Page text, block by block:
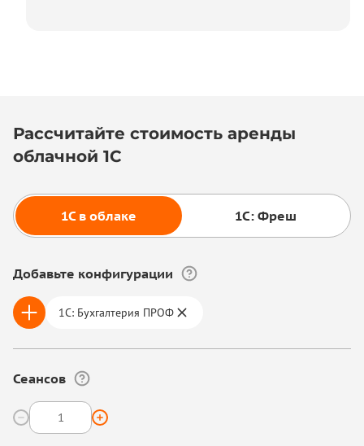
Рассчитайте стоимость аренды
облачной 1С
1С в облаке 1С: Фреш
Добавьте конфигурации
1С: Бухгалтерия ПРОФ
Сеансов